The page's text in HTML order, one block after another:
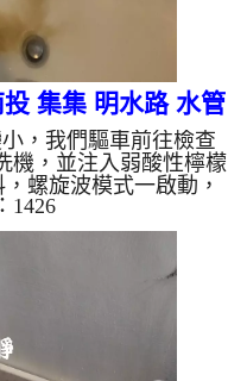
集集 明水路 水管
，我們驅車前往檢查
機，並注入弱酸性檸檬
螺旋波模式一啟動，
「鐵鏽水」，不一會兒
積在管壁的泥沙與鐵
水變乾淨熱水出水量也
「大掃除」？ 管壁髒
的水質也會產生不同的
/泥沙）： 常見於自來
）： 抽取地下水常見
...
1426